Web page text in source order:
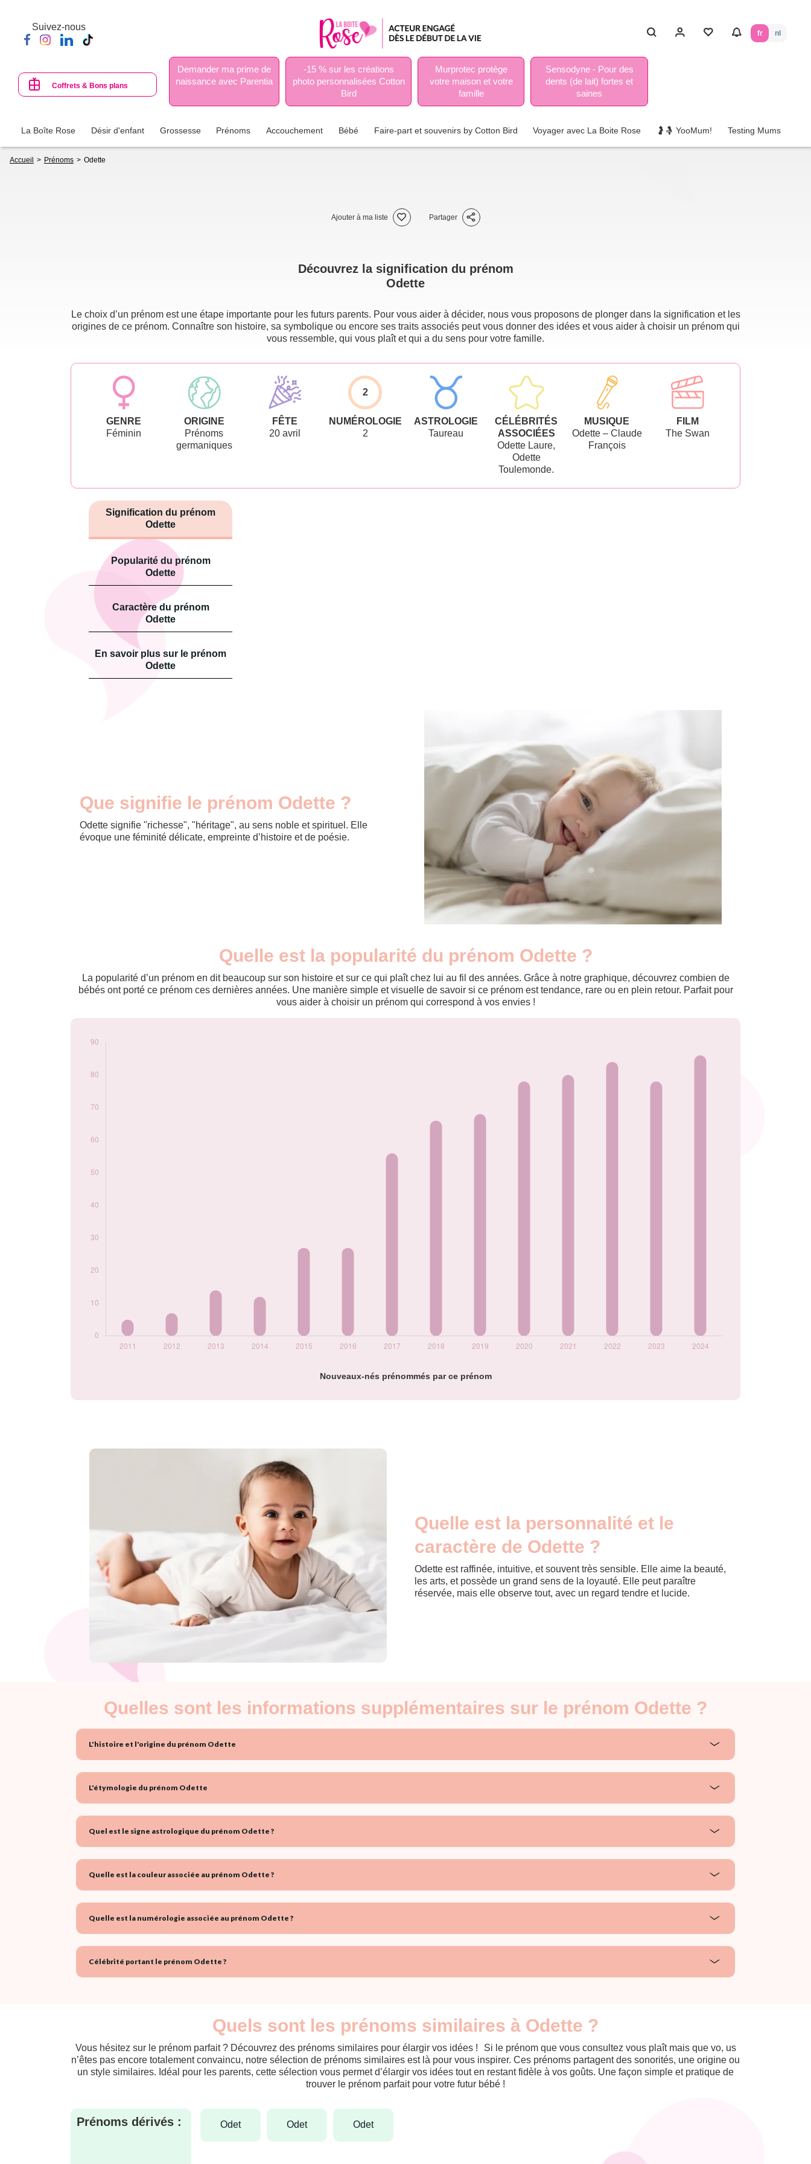
contenu
principal
Suivez-nous
fr nl
Coffrets & Bons plans
Demander ma prime de
naissance avec Parentia
-15 % sur les créations
photo personnalisées Cotton
Bird
Murprotec protège
votre maison et votre
famille
Sensodyne - Pour des
dents (de lait) fortes et
saines
La Boîte Rose Désir d'enfant Grossesse Prénoms Accouchement Bébé Faire-part et souvenirs by Cotton Bird Voyager avec La Boite Rose 🤰🤱 YooMum! Testing Mums
d'Ariane
Accueil Prénoms Odette
Ajouter à ma liste Partager
Découvrez la signification du prénom
Odette
Le choix d’un prénom est une étape importante pour les futurs parents. Pour vous aider à décider, nous vous proposons de plonger dans la signification et les
origines de ce prénom. Connaître son histoire, sa symbolique ou encore ses traits associés peut vous donner des idées et vous aider à choisir un prénom qui
vous ressemble, qui vous plaît et qui a du sens pour votre famille.
GENRE
Féminin
ORIGINE
Prénoms
germaniques
FÊTE
20 avril
2
NUMÉROLOGIE
2
ASTROLOGIE
Taureau
CÉLÉBRITÉS
ASSOCIÉES
Odette Laure,
Odette
Toulemonde.
MUSIQUE
Odette – Claude
François
FILM
The Swan
Signification du prénom
Odette
Popularité du prénom
Odette
Caractère du prénom
Odette
En savoir plus sur le prénom
Odette
Que signifie le prénom Odette ?
Odette signifie "richesse", "héritage", au sens noble et spirituel. Elle
évoque une féminité délicate, empreinte d’histoire et de poésie.
Quelle est la popularité du prénom Odette ?
La popularité d’un prénom en dit beaucoup sur son histoire et sur ce qui plaît chez lui au fil des années. Grâce à notre graphique, découvrez combien de
bébés ont porté ce prénom ces dernières années. Une manière simple et visuelle de savoir si ce prénom est tendance, rare ou en plein retour. Parfait pour
vous aider à choisir un prénom qui correspond à vos envies !
Nouveaux-nés prénommés par ce prénom
Popularité du
2011
5
2012
7
2016
27
2021
2023
Quelle est la personnalité et le
caractère de Odette ?
Odette est raffinée, intuitive, et souvent très sensible. Elle aime la beauté,
les arts, et possède un grand sens de la loyauté. Elle peut paraître
réservée, mais elle observe tout, avec un regard tendre et lucide.
Quelles sont les informations supplémentaires sur le prénom Odette ?
L'histoire et l'origine du prénom Odette
L'étymologie du prénom Odette
Quel est le signe astrologique du prénom Odette ?
Quelle est la couleur associée au prénom Odette ?
Quelle est la numérologie associée au prénom Odette ?
Célébrité portant le prénom Odette ?
Quels sont les prénoms similaires à Odette ?
Vous hésitez sur le prénom parfait ? Découvrez des prénoms similaires pour élargir vos idées ! Si le prénom que vous consultez vous plaît mais que vo, us
n’êtes pas encore totalement convaincu, notre sélection de prénoms similaires est là pour vous inspirer. Ces prénoms partagent des sonorités, une origine ou
un style similaires. Idéal pour les parents, cette sélection vous permet d’élargir vos idées tout en restant fidèle à vos goûts. Une façon simple et pratique de
trouver le prénom parfait pour votre futur bébé !
Prénoms dérivés : odet odet odet